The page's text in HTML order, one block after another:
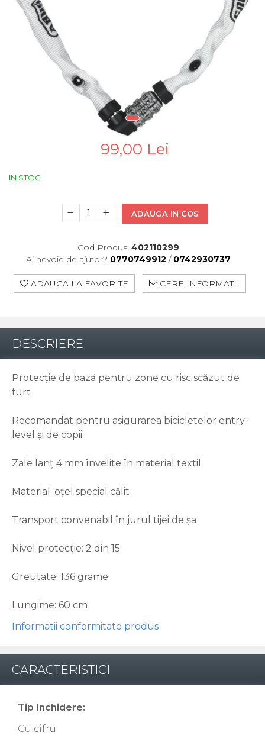
Pinioane
Placute Frana
Saboti De Frana
Schimbatoare Viteze
Scule Bicicleta
Portbagaje
99,00 Lei
IN STOC
ADAUGA IN COS
Cod Produs: 402110299
Ai nevoie de ajutor? 0770749912 / 0742930737
ADAUGA LA FAVORITE CERE INFORMATII
DESCRIERE
Protecție de bază pentru zone cu risc scăzut de
furt
Recomandat pentru asigurarea bicicletelor entry-
level și de copii
Zale lanț 4 mm învelite în material textil
Material: oțel special călit
Transport convenabil în jurul tijei de șa
Nivel protecție: 2 din 15
Greutate: 136 grame
Lungime: 60 cm
Informatii conformitate produs
CARACTERISTICI
Tip Inchidere:
Cu cifru